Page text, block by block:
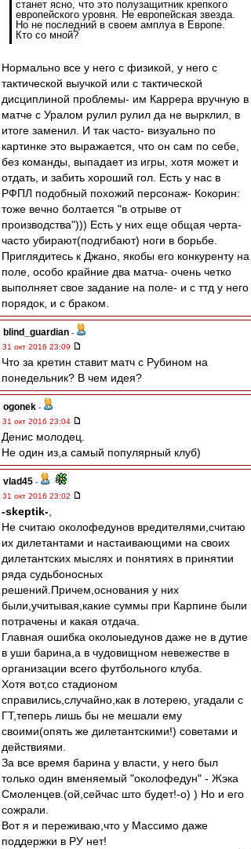
станет ясно, что это полузащитник крепкого
европейского уровня. Не европейская звезда.
Но не последний в своем амплуа в Европе.
Кто со мной?
Нормально все у него с физикой, у него с
тактической выучкой или с тактической
дисциплиной проблемы- им Каррера вручную в
матче с Уралом рулил рулил да не вырклил, в
итоге заменил. И так часто- визуально по
картинке это выражается, что он сам по себе,
без команды, выпадает из игры, хотя может и
отдать, и забить хороший гол. Есть у нас в
РФПЛ подобный похожий персонаж- Кокорин:
тоже вечно болтается "в отрыве от
производства"))) Есть у них еще общая черта-
часто убирают(подгибают) ноги в борьбе.
Приглядитесь к Джано, якобы его конкуренту на
поле, особо крайние два матча- очень четко
выполняет свое задание на поле- и с ттд у него
порядок, и с браком.
blind_guardian -
31 окт 2016 23:09
Что за кретин ставит матч с Рубином на
понедельник? В чем идея?
ogonek -
31 окт 2016 23:04
Денис молодец.
Не один из,а самый популярный клуб)
vlad45 -
31 окт 2016 23:02
-skeptik-
Не считаю околофедунов вредителями,считаю
их дилетантами и настаивающими на своих
дилетантских мыслях и понятиях в принятии
ряда судьбоносных
решений.Причем,основания у них
были,учитывая,какие суммы при Карпине были
потрачены и какая отдача.
Главная ошибка околоыедунов даже не в дутие
в уши барина,а в чудовищном невежестве в
организации всего футбольного клуба.
Хотя вот,со стадионом
справились,случайно,как в лотерею, угадали с
ГТ,теперь лишь бы не мешали ему
своими(опять же дилетантскими!) советами и
действиями.
За все время барина у власти, у него был
только один вменяемый "околофедун" - Жэка
Смоленцев.(ой,сейчас што будет!-о) ) Но и его
сожрали.
Вот я и переживаю,что у Массимо даже
поддержки в РУ нет!